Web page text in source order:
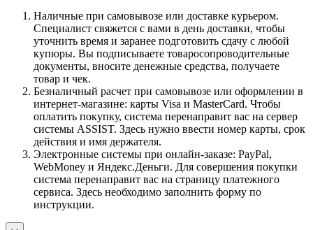
Наличные при самовывозе или доставке курьером.
Специалист свяжется с вами в день доставки, чтобы
уточнить время и заранее подготовить сдачу с любой
купюры. Вы подписываете товаросопроводительные
документы, вносите денежные средства, получаете
товар и чек.
Безналичный расчет при самовывозе или оформлении в
интернет-магазине: карты Visa и MasterCard. Чтобы
оплатить покупку, система перенаправит вас на сервер
системы ASSIST. Здесь нужно ввести номер карты, срок
действия и имя держателя.
Электронные системы при онлайн-заказе: PayPal,
WebMoney и Яндекс.Деньги. Для совершения покупки
система перенаправит вас на страницу платежного
сервиса. Здесь необходимо заполнить форму по
инструкции.